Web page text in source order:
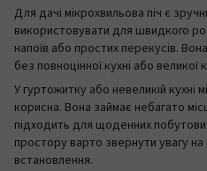
Для дачі мікрохвильова піч є
використовувати для швидкого
напоїв або простих перекусів.
без повноцінної кухні або великої
У гуртожитку або невеликій кухні
корисна. Вона займає небагато
підходить для щоденних
простору варто звернути увагу на
встановлення.